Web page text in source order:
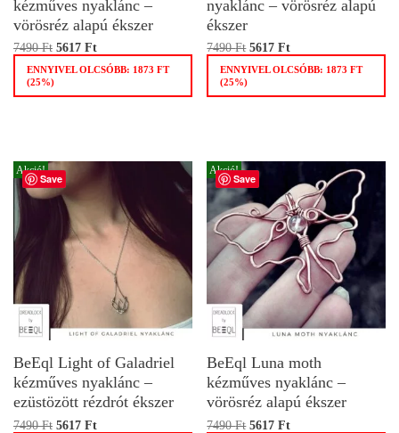
kézműves nyaklánc –
vörösréz alapú ékszer
7490Ft 5617 Ft
ENNYIVEL OLCSÓBB: 1873 FT
(25%)
nyaklánc – vörösréz alapú
ékszer
7490Ft 5617Ft
ENNYIVEL OLCSÓBB: 1873FT
(25%)
Save
Akció!
BeEql Light of Galadriel
kézműves nyaklánc –
ezüstözött rézdrót ékszer
7490Ft 5617 Ft
Save
Akció!
BeEql Luna moth
kézműves nyaklánc –
vörösréz alapú ékszer
7490Ft 5617Ft